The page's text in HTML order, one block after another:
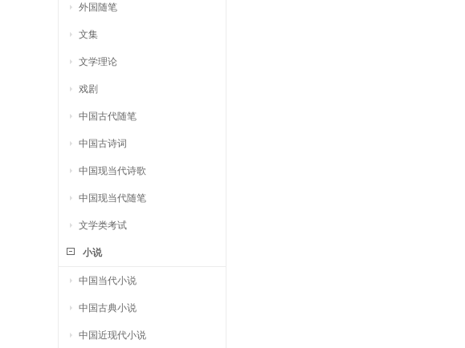
外国随笔
文集
文学理论
戏剧
中国古代随笔
中国古诗词
中国现当代诗歌
中国现当代随笔
文学类考试
小说
中国当代小说
中国古典小说
中国近现代小说